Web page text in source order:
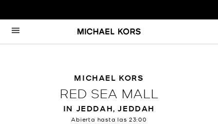
Ir al contenido
Volver a navegación
MICHAEL KORS
RED SEA MALL
IN JEDDAH, JEDDAH
Abierta hasta las 23:00